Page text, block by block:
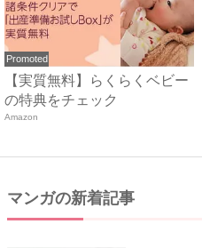
Promoted
【実質無料】らくらくベビー
の特典をチェック
Amazon
マンガの新着記事